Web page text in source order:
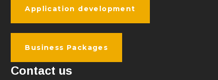
Application development
Business Packages
Contact us